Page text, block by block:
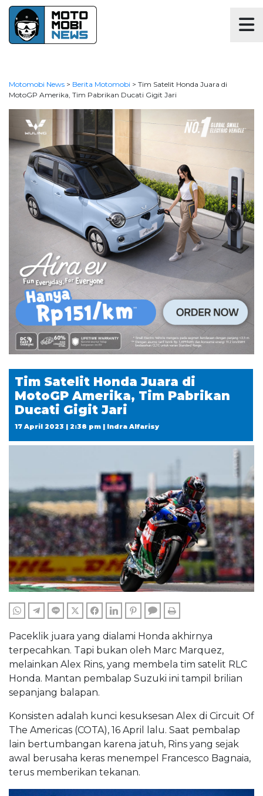
Motomobi News > Berita Motomobi > Tim Satelit Honda Juara di
MotoGP Amerika, Tim Pabrikan Ducati Gigit Jari
Tim Satelit Honda Juara di
MotoGP Amerika, Tim Pabrikan
Ducati Gigit Jari
17 April 2023 | 2:38 pm | Indra Alfarisy
WHATSAPPTELEGRAM
LINE TWITTERFACEBOOKLINKEDINPINTERESTCOMMENTS
Paceklik juara yang dialami Honda akhirnya
terpecahkan. Tapi bukan oleh Marc Marquez,
melainkan Alex Rins, yang membela tim satelit RLC
Honda. Mantan pembalap Suzuki ini tampil brilian
sepanjang balapan.
Konsisten adalah kunci kesuksesan Alex di Circuit Of
The Americas (COTA), 16 April lalu. Saat pembalap
lain bertumbangan karena jatuh, Rins yang sejak
awal berusaha keras menempel Francesco Bagnaia,
terus memberikan tekanan.